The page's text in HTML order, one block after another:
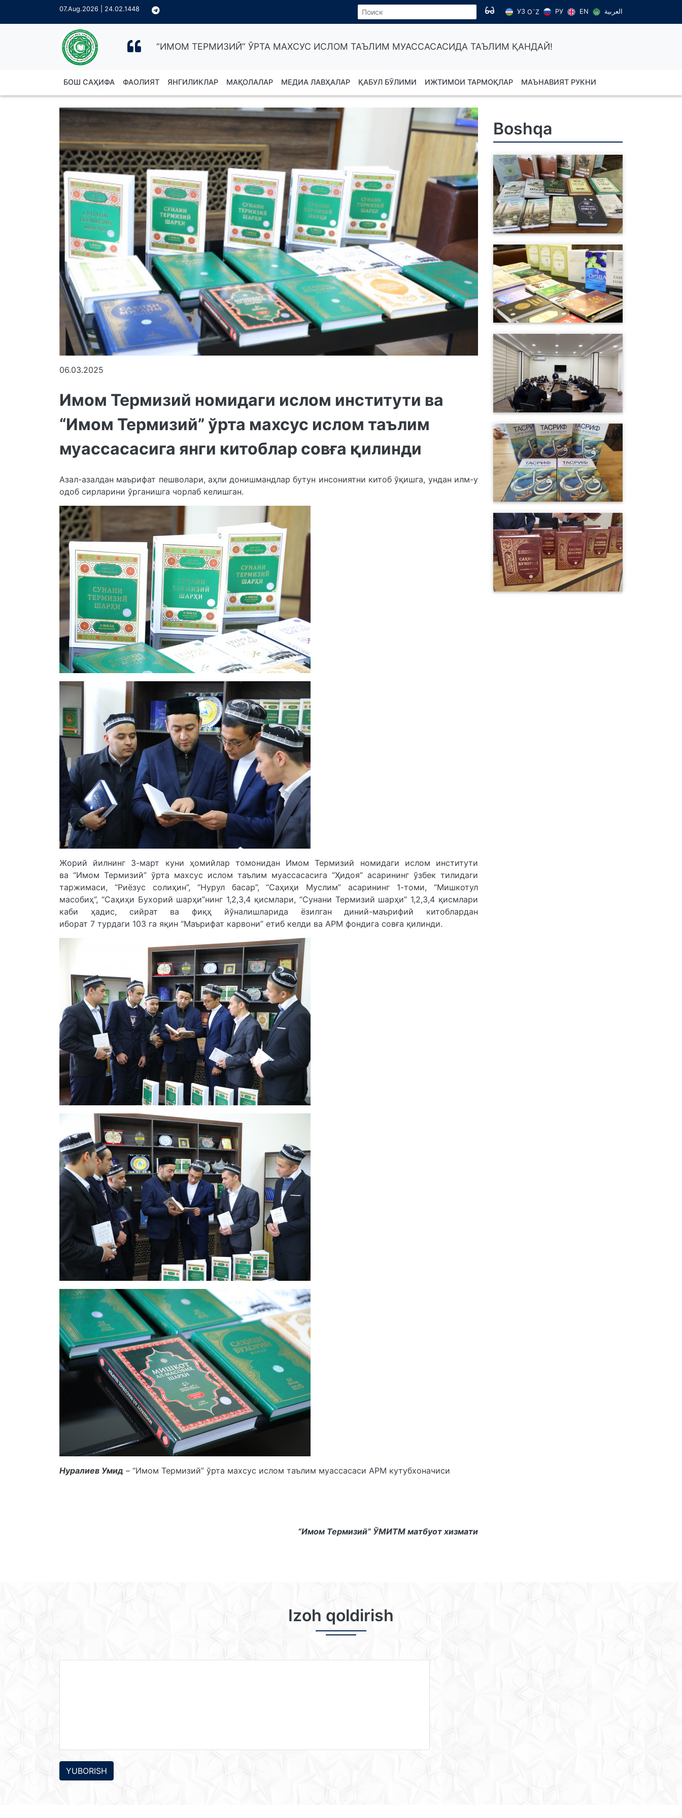
07.Aug.2026 | 24.02.1448 УЗ O`Z РУ EN العربية
“ИМОМ ТЕРМИЗИЙ” ЎРТА МАХСУС ИСЛОМ ТАЪЛИМ МУАССАСАСИДА ТАЪЛИМ ҚАНДАЙ!
БОШ САҲИФА ФАОЛИЯТ ЯНГИЛИКЛАР МАҚОЛАЛАР МЕДИА ЛАВҲАЛАР ҚАБУЛ БЎЛИМИ ИЖТИМОИ ТАРМОҚЛАР МАЪНАВИЯТ РУКНИ
06.03.2025
Имом Термизий номидаги ислом институти ва
“Имом Термизий” ўрта махсус ислом таълим
муассасасига янги китоблар совға қилинди
Азал-азалдан маърифат пешволари, аҳли донишмандлар бутун инсониятни китоб ўқишга, ундан илм-у
одоб сирларини ўрганишга чорлаб келишган.
Жорий йилнинг 3-март куни ҳомийлар томонидан Имом Термизий номидаги ислом институти
ва “Имом Термизий” ўрта махсус ислом таълим муассасасига “Ҳидоя” асарининг ўзбек тилидаги
таржимаси, “Риёзус солиҳин”, “Нурул басар”, “Саҳиҳи Муслим” асарининг 1-томи, “Мишкотул
масобиҳ”, “Саҳиҳи Бухорий шарҳи”нинг 1,2,3,4 қисмлари, “Сунани Термизий шарҳи” 1,2,3,4 қисмлари
каби ҳадис, сийрат ва фиқҳ йўналишларида ёзилган диний-маърифий китоблардан
иборат 7 турдаги 103 га яқин “Маърифат карвони” етиб келди ва АРМ фондига совға қилинди.
Нуралиев Умид – “Имом Термизий” ўрта махсус ислом таълим муассасаси АРМ кутубхоначиси
“Имом Термизий” ЎМИТМ матбуот хизмати
Boshqa
Izoh qoldirish
YUBORISH